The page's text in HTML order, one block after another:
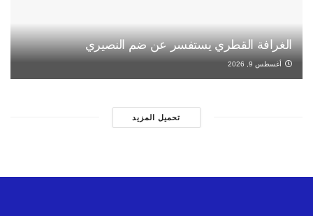
الغرافة القطري يستفسر عن ضم النصيري
أغسطس 9, 2026
تحميل المزيد